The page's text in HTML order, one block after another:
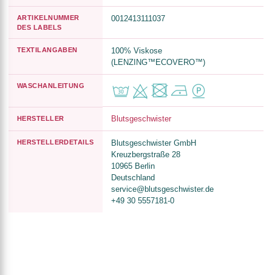
ARTIKELNUMMER
DES LABELS
0012413111037
TEXTILANGABEN
100% Viskose
(LENZING™ECOVERO™)
WASCHANLEITUNG
HERSTELLER Blutsgeschwister
HERSTELLERDETAILS
Blutsgeschwister GmbH
Kreuzbergstraße 28
10965 Berlin
Deutschland
service@blutsgeschwister.de
+49 30 5557181-0